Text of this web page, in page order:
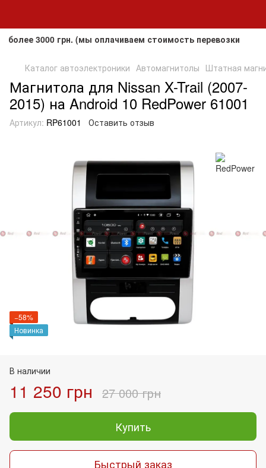
грн. (мы оплачиваем стоимость перевозки до
Каталог автоэлектроники Автомагнитолы Штатная
Магнитола для Nissan X-Trail (2007-
2015) на Android 10 RedPower 61001
Артикул: RP61001 Оставить отзыв
−58%
Новинка
В наличии
11 250 грн 27 000 грн
Купить
Быстрый заказ